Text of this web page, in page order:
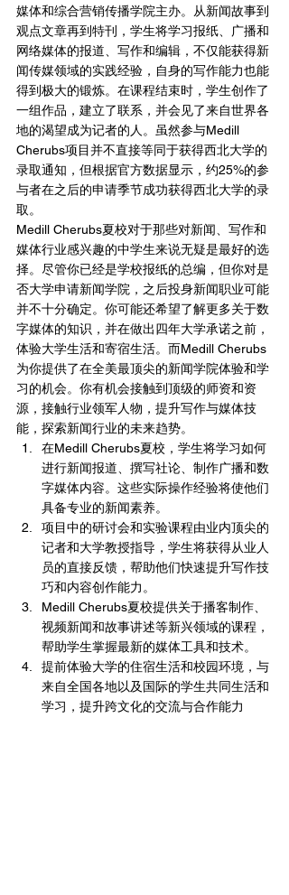
媒体和综合营销传播学院主办。从新闻故事到
观点文章再到特刊，学生将学习报纸、广播和
网络媒体的报道、写作和编辑，不仅能获得新
闻传媒领域的实践经验，自身的写作能力也能
得到极大的锻炼。在课程结束时，学生创作了
一组作品，建立了联系，并会见了来自世界各
地的渴望成为记者的人。虽然参与Medill
Cherubs项目并不直接等同于获得西北大学的
录取通知，但根据官方数据显示，约25%的参
与者在之后的申请季节成功获得西北大学的录
取。
Medill Cherubs夏校对于那些对新闻、写作和
媒体行业感兴趣的中学生来说无疑是最好的选
择。尽管你已经是学校报纸的总编，但你对是
否大学申请新闻学院，之后投身新闻职业可能
并不十分确定。你可能还希望了解更多关于数
字媒体的知识，并在做出四年大学承诺之前，
体验大学生活和寄宿生活。而Medill Cherubs
为你提供了在全美最顶尖的新闻学院体验和学
习的机会。你有机会接触到顶级的师资和资
源，接触行业领军人物，提升写作与媒体技
能，探索新闻行业的未来趋势。
在Medill Cherubs夏校，学生将学习如何
进行新闻报道、撰写社论、制作广播和数
字媒体内容。这些实际操作经验将使他们
具备专业的新闻素养。
项目中的研讨会和实验课程由业内顶尖的
记者和大学教授指导，学生将获得从业人
员的直接反馈，帮助他们快速提升写作技
巧和内容创作能力。
Medill Cherubs夏校提供关于播客制作、
视频新闻和故事讲述等新兴领域的课程，
帮助学生掌握最新的媒体工具和技术。
提前体验大学的住宿生活和校园环境，与
来自全国各地以及国际的学生共同生活和
学习，提升跨文化的交流与合作能力